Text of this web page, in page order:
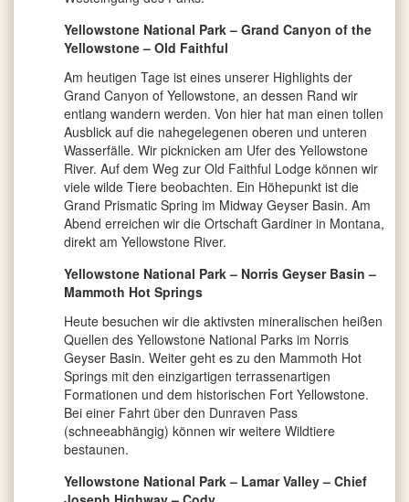
Yellowstone National Park – Grand Canyon of the
Yellowstone – Old Faithful
Am heutigen Tage ist eines unserer Highlights der
Grand Canyon of Yellowstone, an dessen Rand wir
entlang wandern werden. Von hier hat man einen tollen
Ausblick auf die nahegelegenen oberen und unteren
Wasserfälle. Wir picknicken am Ufer des Yellowstone
River. Auf dem Weg zur Old Faithful Lodge können wir
viele wilde Tiere beobachten. Ein Höhepunkt ist die
Grand Prismatic Spring im Midway Geyser Basin. Am
Abend erreichen wir die Ortschaft Gardiner in Montana,
direkt am Yellowstone River.
Yellowstone National Park – Norris Geyser Basin –
Mammoth Hot Springs
Heute besuchen wir die aktivsten mineralischen heißen
Quellen des Yellowstone National Parks im Norris
Geyser Basin. Weiter geht es zu den Mammoth Hot
Springs mit den einzigartigen terrassenartigen
Formationen und dem historischen Fort Yellowstone.
Bei einer Fahrt über den Dunraven Pass
(schneeabhängig) können wir weitere Wildtiere
bestaunen.
Yellowstone National Park – Lamar Valley – Chief